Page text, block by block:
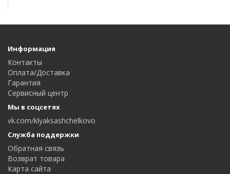
Информация
Контакты
Оплата/Доставка
Гарантия
Сервисный центр
Мы в соцсетях
vk.com/klyaksashchelkovo
Служба поддержки
Обратная связь
Возврат товара
Карта сайта